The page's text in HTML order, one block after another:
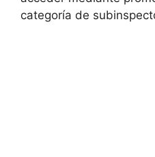
categoría de